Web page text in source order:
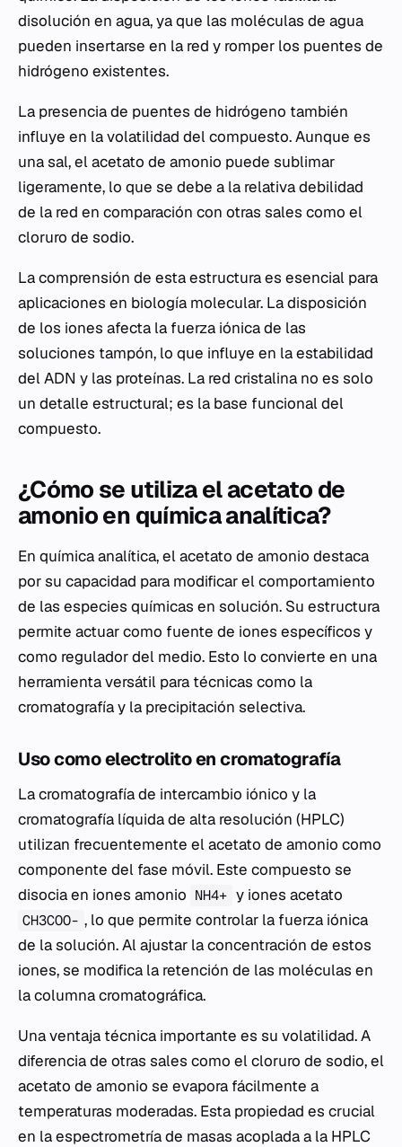
disolución en agua, ya que las moléculas de agua
pueden insertarse en la red y romper los puentes de
hidrógeno existentes.
La presencia de puentes de hidrógeno también
influye en la volatilidad del compuesto. Aunque es
una sal, el acetato de amonio puede sublimar
ligeramente, lo que se debe a la relativa debilidad
de la red en comparación con otras sales como el
cloruro de sodio.
La comprensión de esta estructura es esencial para
aplicaciones en biología molecular. La disposición
de los iones afecta la fuerza iónica de las
soluciones tampón, lo que influye en la estabilidad
del ADN y las proteínas. La red cristalina no es solo
un detalle estructural; es la base funcional del
compuesto.
¿Cómo se utiliza el acetato de
amonio en química analítica?
En química analítica, el acetato de amonio destaca
por su capacidad para modificar el comportamiento
de las especies químicas en solución. Su estructura
permite actuar como fuente de iones específicos y
como regulador del medio. Esto lo convierte en una
herramienta versátil para técnicas como la
cromatografía y la precipitación selectiva.
Uso como electrolito en cromatografía
La cromatografía de intercambio iónico y la
cromatografía líquida de alta resolución (HPLC)
utilizan frecuentemente el acetato de amonio como
componente del fase móvil. Este compuesto se
disocia en iones amonio NH4+ y iones acetato
CH3COO- , lo que permite controlar la fuerza iónica
de la solución. Al ajustar la concentración de estos
iones, se modifica la retención de las moléculas en
la columna cromatográfica.
Una ventaja técnica importante es su volatilidad. A
diferencia de otras sales como el cloruro de sodio, el
acetato de amonio se evapora fácilmente a
temperaturas moderadas. Esta propiedad es crucial
en la espectrometría de masas acoplada a la HPLC